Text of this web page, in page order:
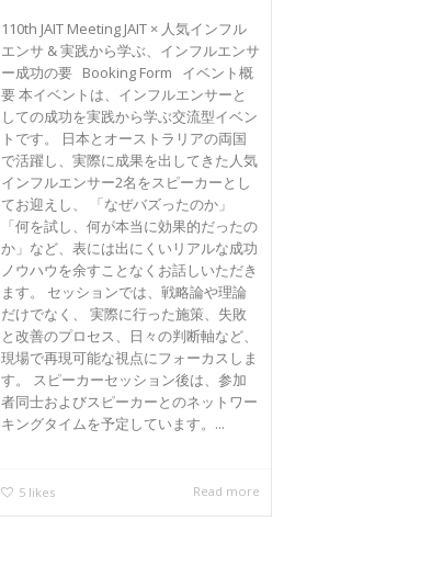
110th JAIT Meeting JAIT × 人気インフル
エンサ & 実践から学ぶ、インフルエンサ
ー成功の要 Booking Form イベント概
要 本イベントは、インフルエンサーと
しての成功を実践から学ぶ交流型イベン
トです。 日本とオーストラリアの両国
で活躍し、実際に成果を出してきた人気
インフルエンサー2名をスピーカーとし
てお迎えし、 「なぜバズったのか」
「何を試し、何が本当に効果的だったの
か」など、表には出にくいリアルな成功
ノウハウを余すことなくお話しいただき
ます。 セッションでは、戦略論や理論
だけでなく、 実際に行った施策、失敗
と改善のプロセス、日々の判断軸など、
現場で再現可能な視点にフォーカスしま
す。 スピーカーセッション後は、参加
者同士およびスピーカーとのネットワー
キングタイムを予定しています。...
5 likes Read more